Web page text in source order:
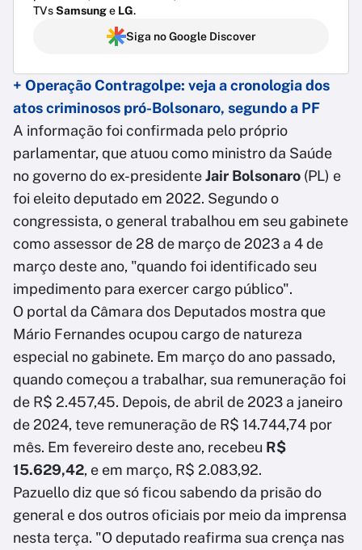
TVsSamsunge LG.
Siga no Google Discover
+ Operação Contragolpe: veja a cronologia dos
atos criminosos pró-Bolsonaro, segundo a PF
A informação foi confirmada pelo próprio
parlamentar, que atuou como ministro da Saúde
no governo do ex-presidenteJair Bolsonaro (PL) e
foi eleito deputado em 2022. Segundo o
congressista, o general trabalhou em seu gabinete
como assessor de 28 de março de 2023 a 4 de
março deste ano, "quando foi identificado seu
impedimento para exercer cargo público".
O portal da Câmara dos Deputados mostra que
Mário Fernandes ocupou cargo de natureza
especial no gabinete. Em março do ano passado,
quando começou a trabalhar, sua remuneração foi
de R$ 2.457,45. Depois, de abril de 2023 a janeiro
de 2024, teve remuneração de R$ 14.744,74 por
mês. Em fevereiro deste ano, recebeu R$
15.629,42, e em março, R$ 2.083,92.
Pazuello diz que só ficou sabendo da prisão do
general e dos outros oficiais por meio da imprensa
nesta terça. "O deputado reafirma sua crença nas